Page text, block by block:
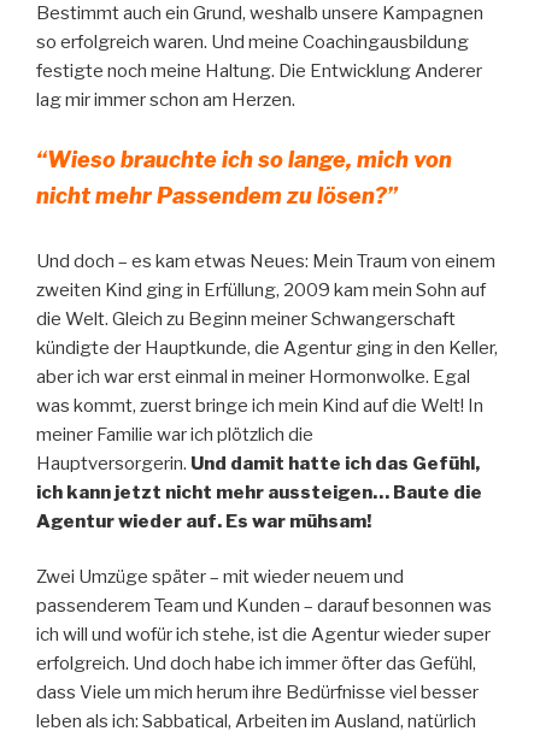
Bestimmt auch ein Grund, weshalb unsere Kampagnen
so erfolgreich waren. Und meine Coachingausbildung
festigte noch meine Haltung. Die Entwicklung Anderer
lag mir immer schon am Herzen.
“Wieso brauchte ich so lange, mich von
nicht mehr Passendem zu lösen?”
Und doch – es kam etwas Neues: Mein Traum von einem
zweiten Kind ging in Erfüllung, 2009 kam mein Sohn auf
die Welt. Gleich zu Beginn meiner Schwangerschaft
kündigte der Hauptkunde, die Agentur ging in den Keller,
aber ich war erst einmal in meiner Hormonwolke. Egal
was kommt, zuerst bringe ich mein Kind auf die Welt! In
meiner Familie war ich plötzlich die
Hauptversorgerin. Und damit hatte ich das Gefühl,
ich kann jetzt nicht mehr aussteigen… Baute die
Agentur wieder auf. Es war mühsam!
Zwei Umzüge später – mit wieder neuem und
passenderem Team und Kunden – darauf besonnen was
ich will und wofür ich stehe, ist die Agentur wieder super
erfolgreich. Und doch habe ich immer öfter das Gefühl,
dass Viele um mich herum ihre Bedürfnisse viel besser
leben als ich: Sabbatical, Arbeiten im Ausland, natürlich